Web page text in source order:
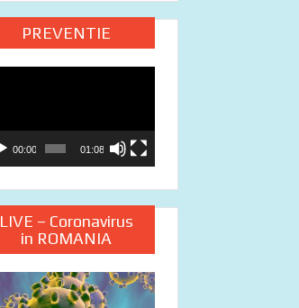
PREVENTIE
00:00 01:08
LIVE – Coronavirus
in ROMANIA